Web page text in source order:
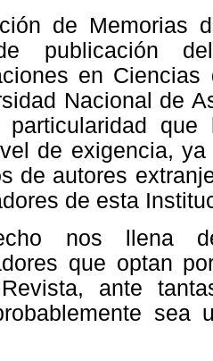
de Memorias
publicación
en
Nacional de
particularidad
de exigencia,
de autores
de esta
nos llena
que optan
ante